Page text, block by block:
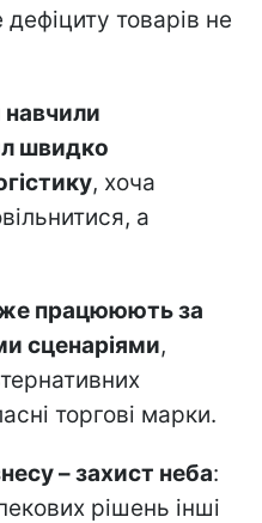
товарів не
швидко
, хоча
а
працююють за
сценаріями,
торгові марки.
– захист неба:
рішень інші